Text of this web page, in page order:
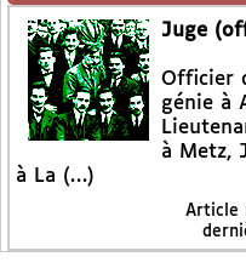
Juge
Officier
génie à
à Metz,
à La (…)
Article